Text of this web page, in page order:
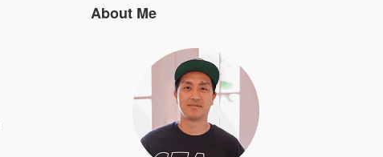
About Me